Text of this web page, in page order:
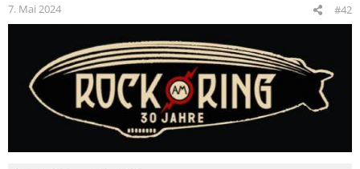
7. Mai 2024 #42